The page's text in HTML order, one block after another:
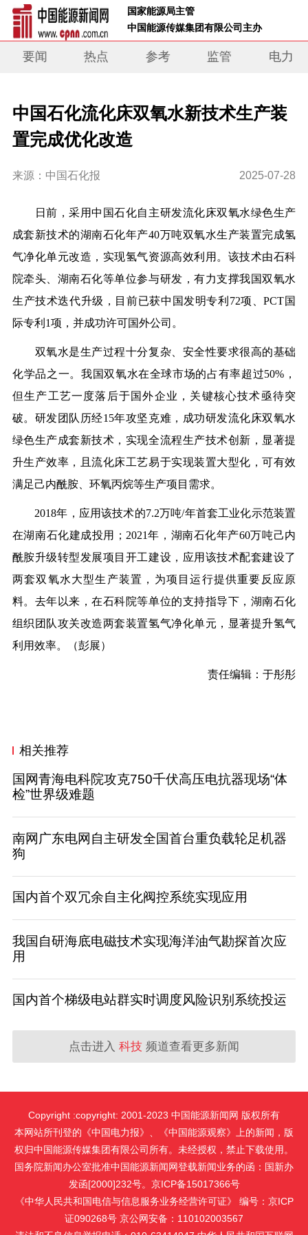
国家能源局主管
中国能源传媒集团有限公司主办
要闻 热点 参考 监管 电力
中国石化流化床双氧水新技术生产装
置完成优化改造
来源：中国石化报 2025-07-28
日前，采用中国石化自主研发流化床双氧水绿色生产
成套新技术的湖南石化年产40万吨双氧水生产装置完成氢
气净化单元改造，实现氢气资源高效利用。该技术由石科
院牵头、湖南石化等单位参与研发，有力支撑我国双氧水
生产技术迭代升级，目前已获中国发明专利72项、PCT国
际专利1项，并成功许可国外公司。
双氧水是生产过程十分复杂、安全性要求很高的基础
化学品之一。我国双氧水在全球市场的占有率超过50%，
但生产工艺一度落后于国外企业，关键核心技术亟待突
破。研发团队历经15年攻坚克难，成功研发流化床双氧水
绿色生产成套新技术，实现全流程生产技术创新，显著提
升生产效率，且流化床工艺易于实现装置大型化，可有效
满足己内酰胺、环氧丙烷等生产项目需求。
2018年，应用该技术的7.2万吨/年首套工业化示范装置
在湖南石化建成投用；2021年，湖南石化年产60万吨己内
酰胺升级转型发展项目开工建设，应用该技术配套建设了
两套双氧水大型生产装置，为项目运行提供重要反应原
料。去年以来，在石科院等单位的支持指导下，湖南石化
组织团队攻关改造两套装置氢气净化单元，显著提升氢气
利用效率。（彭展）
责任编辑：于彤彤
相关推荐
国网青海电科院攻克750千伏高压电抗器现场“体
检”世界级难题
南网广东电网自主研发全国首台重负载轮足机器
狗
国内首个双冗余自主化阀控系统实现应用
我国自研海底电磁技术实现海洋油气勘探首次应
用
国内首个梯级电站群实时调度风险识别系统投运
点击进入 科技 频道查看更多新闻
Copyright :copyright: 2001-2023 中国能源新闻网 版权所有
本网站所刊登的《中国电力报》、《中国能源观察》上的新闻，版
权归中国能源传媒集团有限公司所有。未经授权，禁止下载使用。
国务院新闻办公室批准中国能源新闻网登载新闻业务的函：国新办
发函[2000]232号。京ICP备15017366号
《中华人民共和国电信与信息服务业务经营许可证》 编号：京ICP
证090268号 京公网安备：110102003567